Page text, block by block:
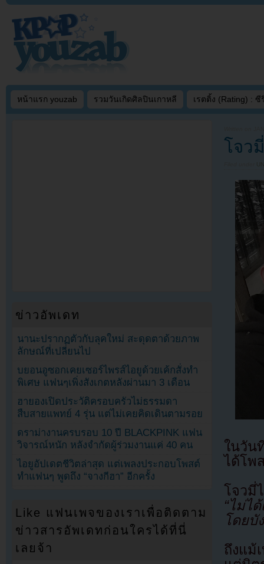
หน้าแรก youzab รวมวันเกิดศิลปินเกาหลี เรตติ้ง (Rating) : ซี
โจว
ในวัน
ได้โพ
โจวมี่
“ไม่ไ
โดยบั
ถึงแม้
ข่าวอัพเดท
นานะปรากฏตัวกับลุคใหม่ สะดุดตาด้วยภาพ
ลักษณ์ที่เปลี่ยนไป
บยอนอูซอกเคยเซอร์ไพรส์ไอยูด้วยเค้กสั่งทำ
พิเศษ แฟนๆเพิ่งสังเกตหลังผ่านมา 3 เดือน
ฮายองเปิดประวัติครอบครัวไม่ธรรมดา
สืบสายแพทย์ 4 รุ่น แต่ไม่เคยคิดเดินตามรอย
ดราม่างานครบรอบ 10 ปี BLACKPINK แฟน
วิจารณ์หนัก หลังจำกัดผู้ร่วมงานแค่ 40 คน
ไอยูอัปเดตชีวิตล่าสุด แต่เพลงประกอบโพสต์
ทำแฟนๆ พูดถึง “จางกีฮา” อีกครั้ง
Like แฟนเพจของเราเพื่อติดตาม
ข่าวสารอัพเดทก่อนใครได้ที่นี่
เลยจ้า